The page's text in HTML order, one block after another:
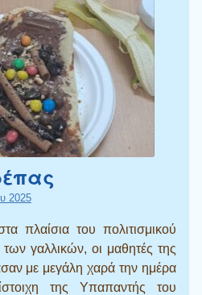
2025
πλαίσια του πολιτισμικού
γαλλικών, οι μαθητές της
με μεγάλη χαρά την ημέρα
της Υπαπαντής του